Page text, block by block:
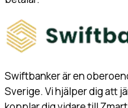
Swiftbanker är en
Sverige. Vi hjälper dig att